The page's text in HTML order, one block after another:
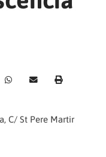
C/ St Pere Martir